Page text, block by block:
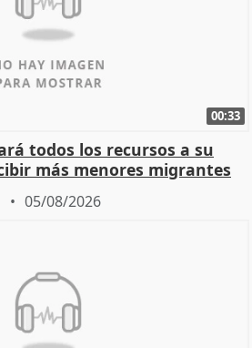
00:33
todos los recursos a su
más menores migrantes
05/08/2026